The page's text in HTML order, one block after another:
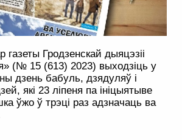
газеты Гродзенскай дыяцэзіі
(№ 15 (613) 2023) выходзіць у
дзень бабуль, дзядуляў і
які 23 ліпеня па ініцыятыве
ўжо ў трэці раз адзначаць ва